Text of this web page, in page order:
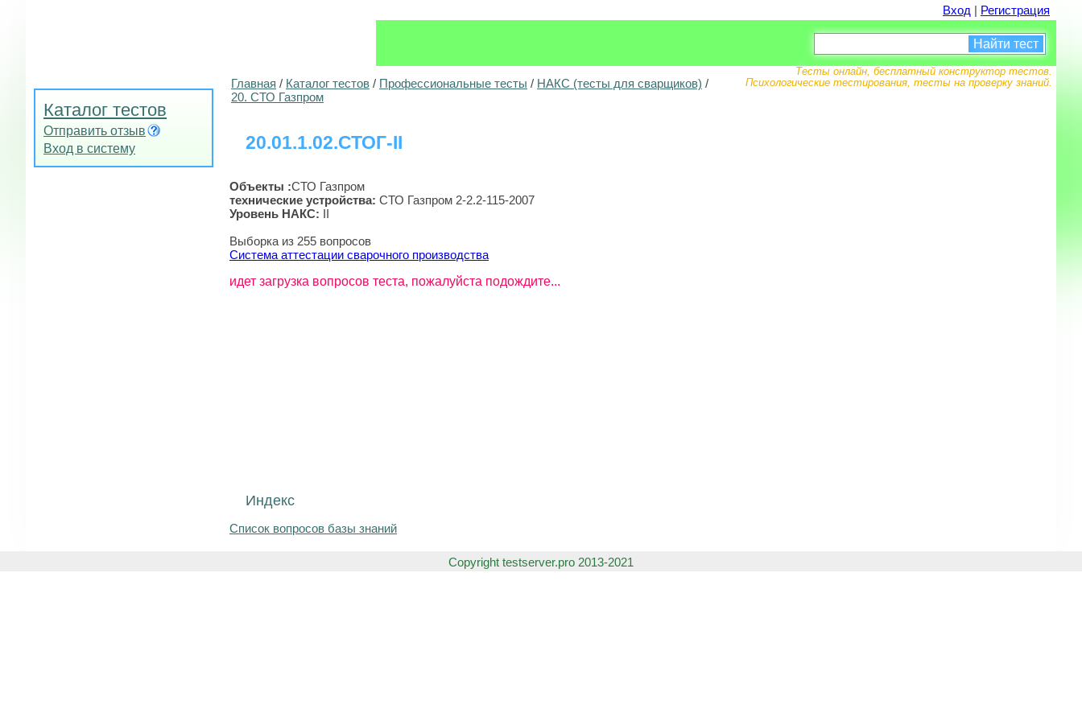
Вход | Регистрация
Тесты онлайн, бесплатный конструктор тестов.
Психологические тестирования, тесты на проверку знаний.
Найти тест
Каталог тестов
Отправить отзыв
Вход в систему
Главная / Каталог тестов / Профессиональные тесты / НАКС (тесты для сварщиков) /
20. СТО Газпром
20.01.1.02.СТОГ-II
Объекты :СТО Газпром
технические устройства: СТО Газпром 2-2.2-115-2007
Уровень НАКС: II
Выборка из 255 вопросов
Система аттестации сварочного производства
идет загрузка вопросов теста, пожалуйста подождите...
Индекс
Список вопросов базы знаний
Copyright testserver.pro 2013-2021